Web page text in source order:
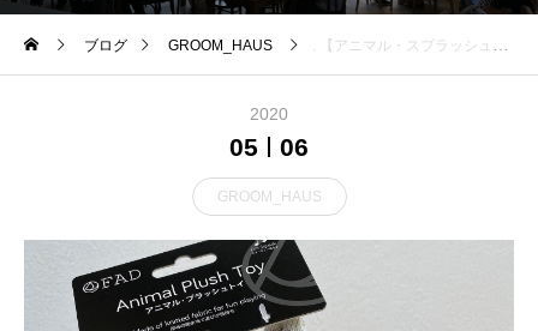
ブログ GROOM_HAUS . 【アニマル・スプラッシュトイ
2020
05 06
GROOM_HAUS